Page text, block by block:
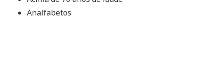
Analfabetos